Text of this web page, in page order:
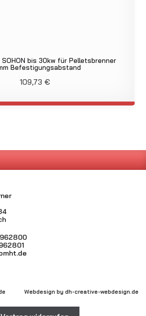
bis 30kw für Pelletsbrenner
Befestigungsabstand
109,73 €
Webdesign by dh-creative-webdesign.de